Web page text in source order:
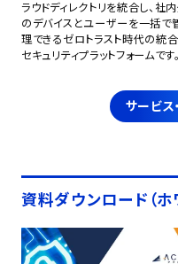
ラウドディレクトリを統合し、社
のデバイスとユーザーを一括で
理できるゼロトラスト時代の統
セキュリティプラットフォームです。
サービス
資料ダウンロード（ホ